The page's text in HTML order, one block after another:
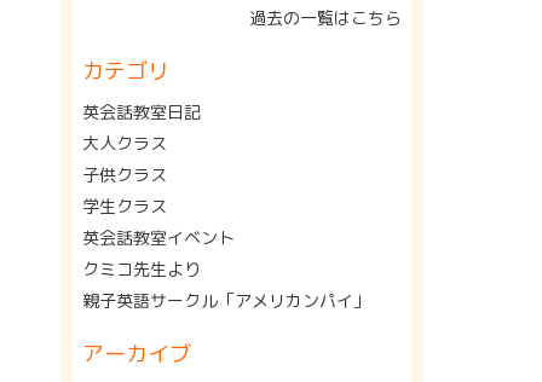
過去の一覧はこちら
カテゴリ
英会話教室日記
大人クラス
子供クラス
学生クラス
英会話教室イベント
クミコ先生より
親子英語サークル「アメリカンパイ」
アーカイブ